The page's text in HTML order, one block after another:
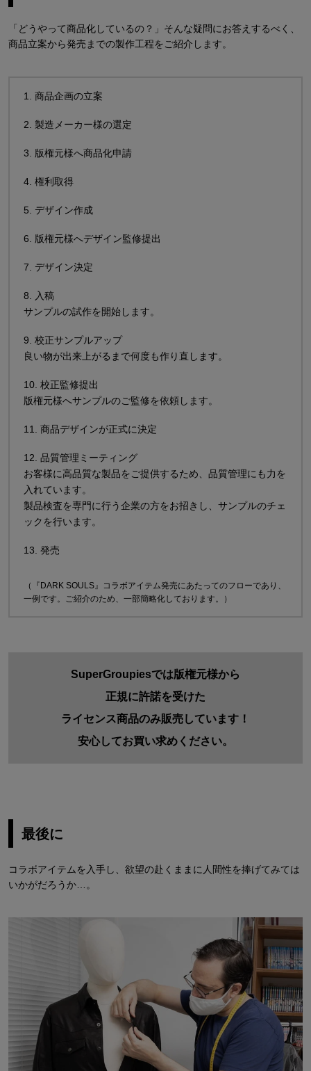
「どうやって商品化しているの？」そんな疑問にお答えするべく、
商品立案から発売までの製作工程をご紹介します。
1. 商品企画の立案
2. 製造メーカー様の選定
3. 版権元様へ商品化申請
4. 権利取得
5. デザイン作成
6. 版権元様へデザイン監修提出
7. デザイン決定
8. 入稿
サンプルの試作を開始します。
9. 校正サンプルアップ
良い物が出来上がるまで何度も作り直します。
10. 校正監修提出
版権元様へサンプルのご監修を依頼します。
11. 商品デザインが正式に決定
12. 品質管理ミーティング
お客様に高品質な製品をご提供するため、品質管理にも力を
入れています。
製品検査を専門に行う企業の方をお招きし、サンプルのチェ
ックを行います。
13. 発売
（『DARK SOULS』コラボアイテム発売にあたってのフローであり、
一例です。ご紹介のため、一部簡略化しております。）
SuperGroupiesでは版権元様から
正規に許諾を受けた
ライセンス商品のみ販売しています！
安心してお買い求めください。
最後に
コラボアイテムを入手し、欲望の赴くままに人間性を捧げてみては
いかがだろうか…。